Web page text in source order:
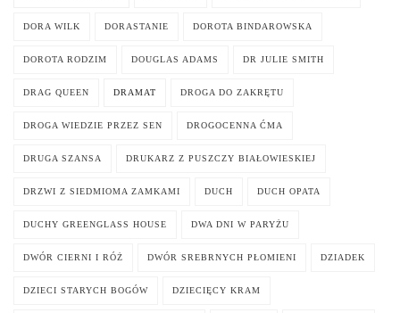
DORA WILK DORASTANIE DOROTA BINDAROWSKA
DOROTA RODZIM DOUGLAS ADAMS DR JULIE SMITH
DRAG QUEEN DRAMAT DROGA DO ZAKRĘTU
DROGA WIEDZIE PRZEZ SEN DROGOCENNA ĆMA
DRUGA SZANSA DRUKARZ Z PUSZCZY BIAŁOWIESKIEJ
DRZWI Z SIEDMIOMA ZAMKAMI DUCH DUCH OPATA
DUCHY GREENGLASS HOUSE DWA DNI W PARYŻU
DWÓR CIERNI I RÓŻ DWÓR SREBRNYCH PŁOMIENI DZIADEK
DZIECI STARYCH BOGÓW DZIECIĘCY KRAM